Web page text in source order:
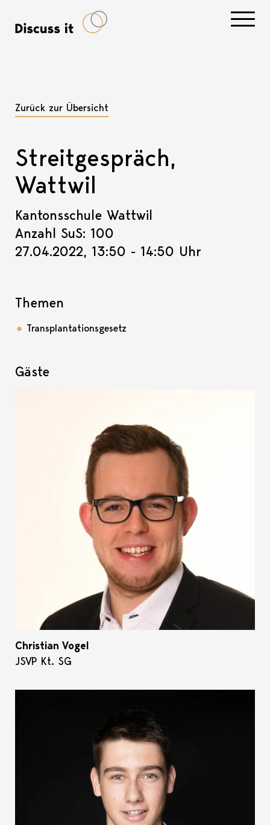
Zurück zur Übersicht
Streitgespräch,
Wattwil
Kantonsschule Wattwil
Anzahl SuS: 100
27.04.2022, 13:50 - 14:50 Uhr
Themen
Transplantationsgesetz
Gäste
Christian Vogel
JSVP Kt. SG